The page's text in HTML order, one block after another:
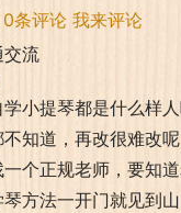
0条评论 我来评论
学小提琴都是什么样
不知道，再改很难改
个正规老师，要知
方法一开门就见到